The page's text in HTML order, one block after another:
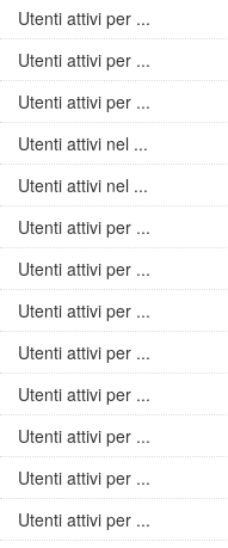
Utenti attivi per ...
Utenti attivi per ...
Utenti attivi per ...
Utenti attivi nel ...
Utenti attivi nel ...
Utenti attivi per ...
Utenti attivi per ...
Utenti attivi per ...
Utenti attivi per ...
Utenti attivi per ...
Utenti attivi per ...
Utenti attivi per ...
Utenti attivi per ...